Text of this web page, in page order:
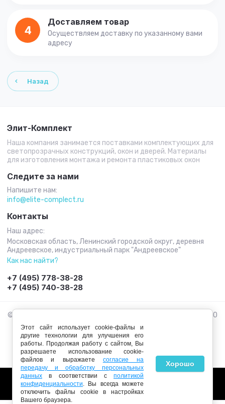
4
Доставляем товар
Осуществляем доставку по указанному вами
адресу
Назад
Элит-Комплект
Наша компания занимается поставками комплектующих для
светопрозрачных конструкций, окон и дверей. Материалы
для изготовления монтажа и ремонта пластиковых окон
Следите за нами
Напишите нам:
info@elite-complect.ru
Контакты
Наш адрес:
Московская область, Ленинский городской округ, деревня
Андреевское, индустриальный парк "Андреевское"
Как нас найти?
+7 (495) 778-38-28
+7 (495) 740-38-28
© 2026 Элит-Комплект ИНН 7718842951, ОГРН 1117746267110
Этот сайт использует cookie-файлы и
другие технологии для улучшения его
работы. Продолжая работу с сайтом, Вы
разрешаете использование cookie-
файлов и выражаете согласие на
передачу и обработку персональных
данных в соответствии сполитикой
конфиденциальности. Вы всегда можете
отключить файлы cookie в настройках
Вашего браузера.
Хорошо